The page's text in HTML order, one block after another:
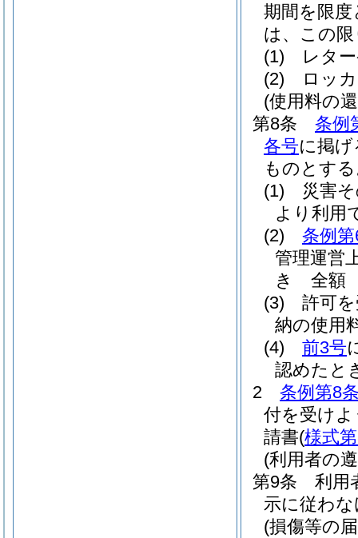
期間を限
は、この
(1)
レタ
(2)
ロッ
(使用料の
第8条
条例
各号に掲
ものとす
(1)
災害
より利用
(2)
条例
管理運営
き 全額
(3)
許可
納の使用
(4)
前3号
認めたと
2
条例第8
付を受け
請書(様式
(利用者の
第9条
利用
示に従わ
(損傷等の